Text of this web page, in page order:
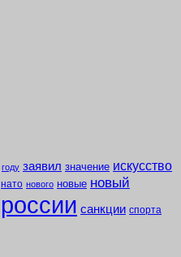
году заявил значение искусство
нато нового новые новый
россии санкции спорта